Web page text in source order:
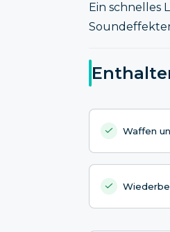
Ein schnelles
Waffen